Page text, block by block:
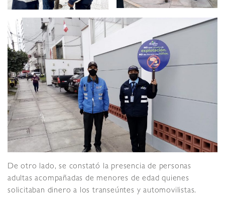
De otro lado, se constató la presencia de personas
adultas acompañadas de menores de edad quienes
solicitaban dinero a los transeúntes y automovilistas.